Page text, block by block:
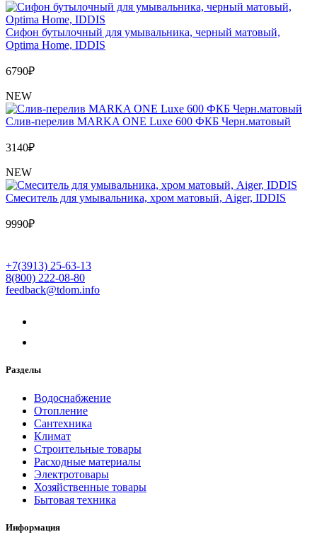
Сифон бутылочный для умывальника, черный матовый,
Optima Home, IDDIS
6790₽
NEW
Слив-перелив MARKA ONE Luxe 600 ФКБ Черн.матовый
3140₽
NEW
Cмеситель для умывальника, хром матовый, Aiger, IDDIS
9990₽
+7(3913) 25-63-13
8(800) 222-08-80
feedback@tdom.info
Разделы
Водоснабжение
Отопление
Сантехника
Климат
Строительные товары
Расходные материалы
Электротовары
Хозяйственные товары
Бытовая техника
Информация